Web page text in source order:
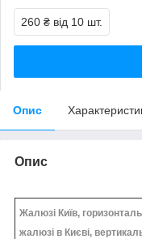
260 ₴ від 10 шт.
Опис
Опис
Жалюзі Київ,
жалюзі в Києві,